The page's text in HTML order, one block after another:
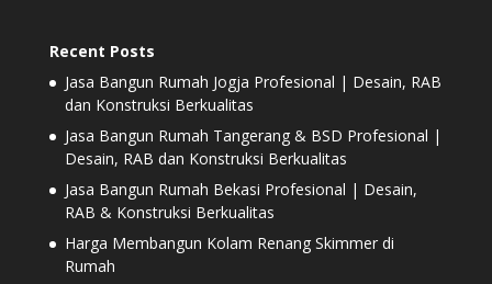
Recent Posts
Jasa Bangun Rumah Jogja Profesional | Desain, RAB
dan Konstruksi Berkualitas
Jasa Bangun Rumah Tangerang & BSD Profesional |
Desain, RAB dan Konstruksi Berkualitas
Jasa Bangun Rumah Bekasi Profesional | Desain,
RAB & Konstruksi Berkualitas
Harga Membangun Kolam Renang Skimmer di
Rumah